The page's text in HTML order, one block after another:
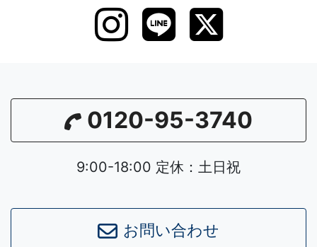
0120-95-3740
9:00-18:00 定休：土日祝
お問い合わせ